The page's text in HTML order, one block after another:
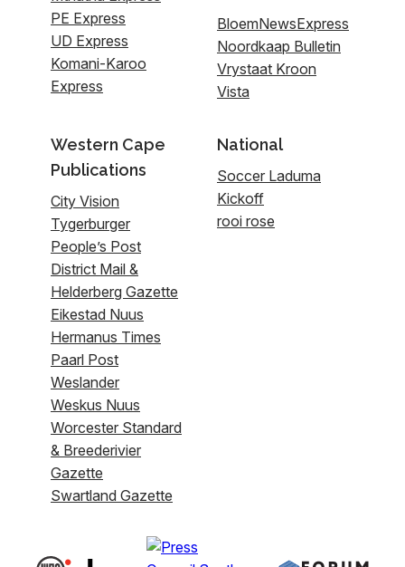
PE Express
UD Express
Komani-Karoo
Express
BloemNewsExpress
Noordkaap Bulletin
Vrystaat Kroon
Vista
Western Cape
Publications
City Vision
Tygerburger
People’s Post
District Mail &
Helderberg Gazette
Eikestad Nuus
Hermanus Times
Paarl Post
Weslander
Weskus Nuus
Worcester Standard
& Breederivier
Gazette
Swartland Gazette
National
Soccer Laduma
Kickoff
rooi rose